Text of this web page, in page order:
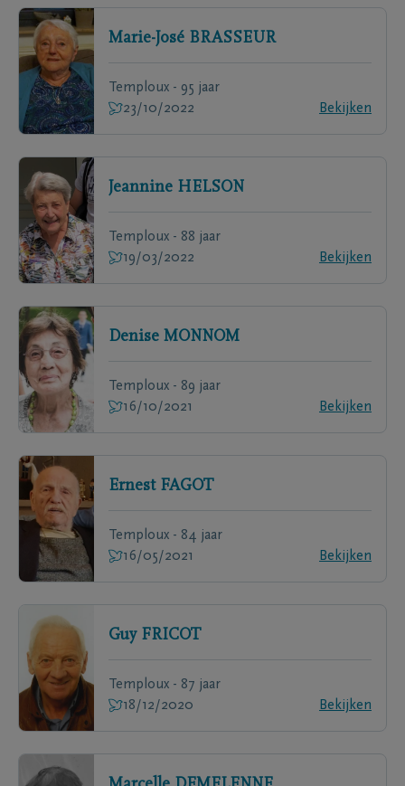
Marie-José BRASSEUR
Temploux - 95 jaar
23/10/2022
Bekijken
Jeannine HELSON
Temploux - 88 jaar
19/03/2022
Bekijken
Denise MONNOM
Temploux - 89 jaar
16/10/2021
Bekijken
Ernest FAGOT
Temploux - 84 jaar
16/05/2021
Bekijken
Guy FRICOT
Temploux - 87 jaar
18/12/2020
Bekijken